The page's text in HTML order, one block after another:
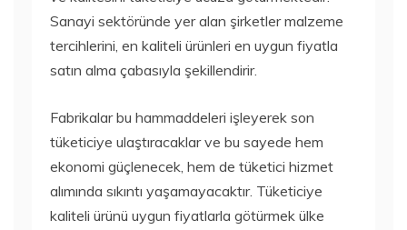
Sanayi sektöründe yer alan şirketler malzeme
tercihlerini, en kaliteli ürünleri en uygun fiyatla
satın alma çabasıyla şekillendirir.
Fabrikalar bu hammaddeleri işleyerek son
tüketiciye ulaştıracaklar ve bu sayede hem
ekonomi güçlenecek, hem de tüketici hizmet
alımında sıkıntı yaşamayacaktır. Tüketiciye
kaliteli ürünü uygun fiyatlarla götürmek ülke